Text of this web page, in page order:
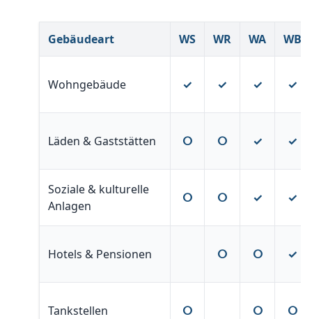
Gebäudeart WS WR WA WB
Wohngebäude ✓ ✓ ✓ ✓
Läden & Gaststätten ⵔ ⵔ ✓ ✓
Soziale & kulturelle
Anlagen
ⵔ ⵔ ✓ ✓
Hotels & Pensionen ⵔ ⵔ ✓
Tankstellen ⵔ ⵔ ⵔ